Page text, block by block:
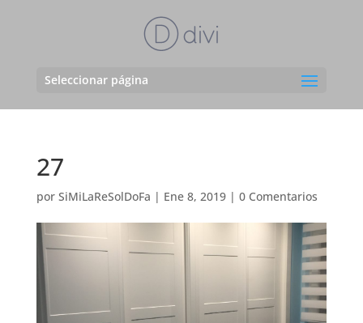
Seleccionar página
27
por SiMiLaReSolDoFa | Ene 8, 2019| 0 Comentarios